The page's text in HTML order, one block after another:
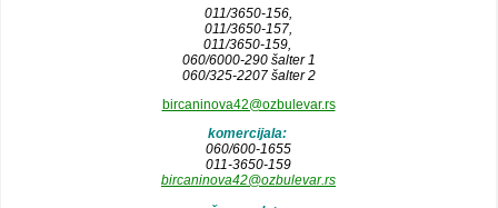
011/3650-156,
011/3650-157
011/3650-159,
060/6000-290 šalter 1
060/325-2207 šalter 2
bircaninova42@ozbulevar.rs
komercijala:
060/600-1655
011-3650-159
bircaninova42@ozbulevar.rs